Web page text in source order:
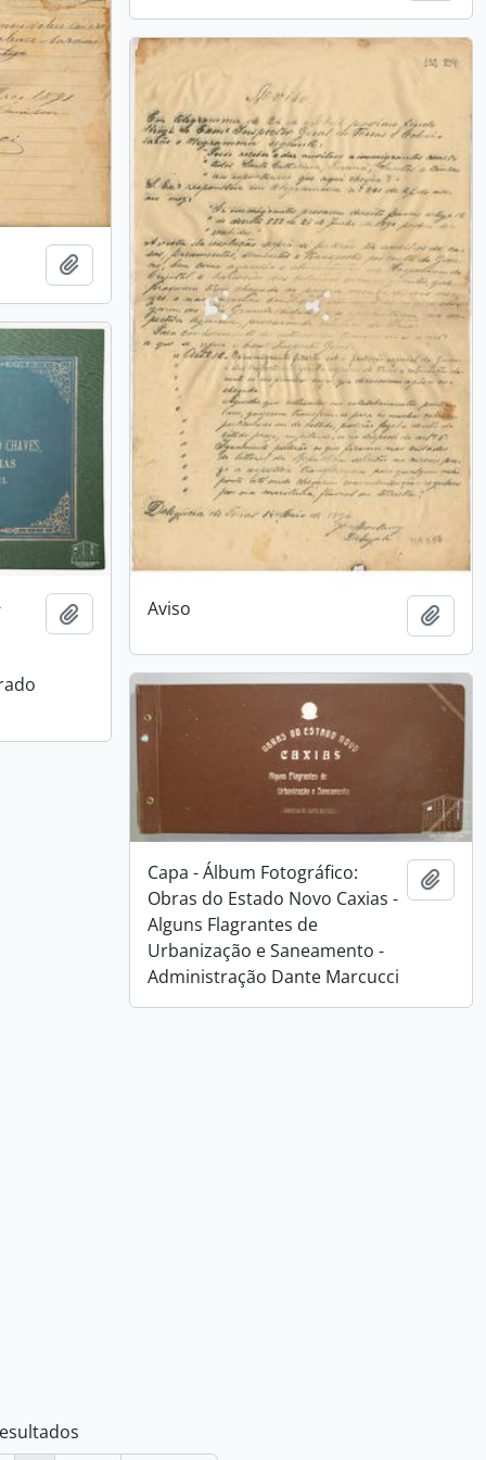
Adicionar a área de transferência
Aviso
Adicionar a área de transferência
Capa - Álbum Fotográfico:
Obras do Estado Novo Caxias -
Alguns Flagrantes de
Urbanização e Saneamento -
Administração Dante Marcucci